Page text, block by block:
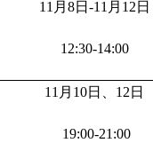
11月8日-11月1 2 日
12:30-14:00
11月10日 12日
19:00-21:00